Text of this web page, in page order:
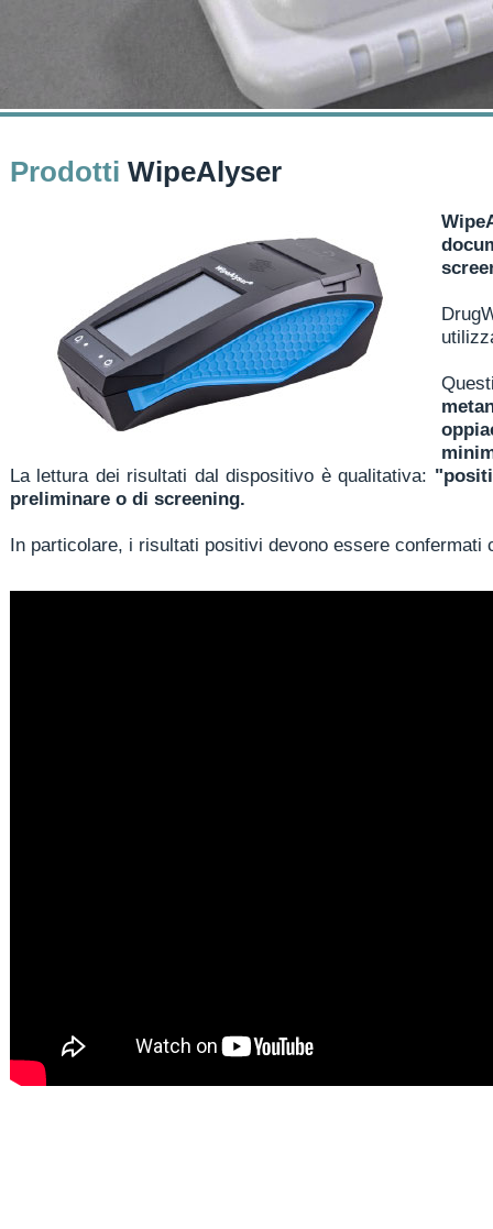
Prodotti WipeAlyser
La lettura dei risultati dal dispositivo è qualitativa:
preliminare o di screening.
In particolare, i risultati positivi devono essere confermati